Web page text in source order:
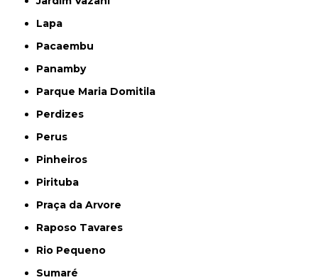
Lapa
Pacaembu
Panamby
Parque Maria Domitila
Perdizes
Perus
Pinheiros
Pirituba
Praça da Arvore
Raposo Tavares
Rio Pequeno
Sumaré